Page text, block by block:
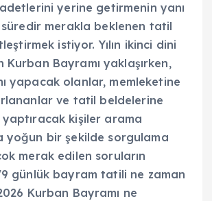
yerine getirmenin yanı
süredir merakla beklenen tatil
istiyor. Yılın ikinci dini
Kurban Bayramı yaklaşırken,
yapacak olanlar, memleketine
ve tatil beldelerine
kişiler arama
yoğun bir şekilde sorgulama
merak edilen soruların
günlük bayram tatili ne zaman
Kurban Bayramı ne